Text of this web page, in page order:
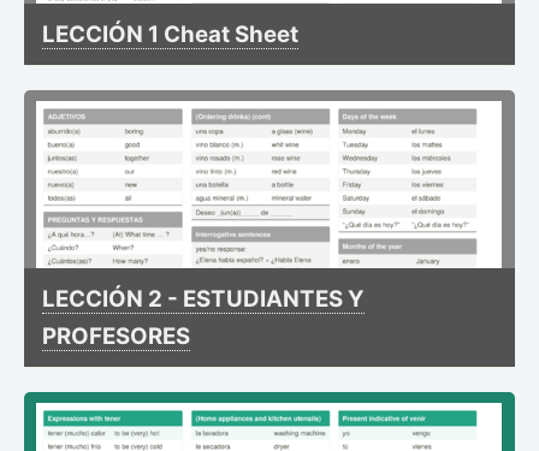
LECCIÓN 1 Cheat Sheet
LECCIÓN 2 - ESTUDIANTES Y
PROFESORES